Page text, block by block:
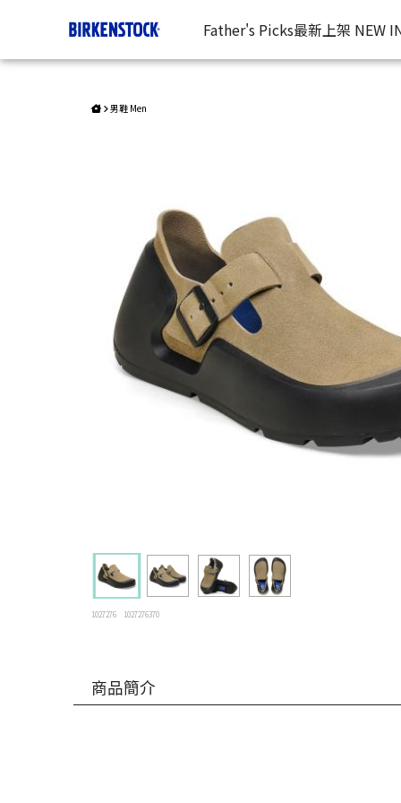
Father's Picks最新上架 NEW
男鞋 Men
1027276 1027276370
商品簡介